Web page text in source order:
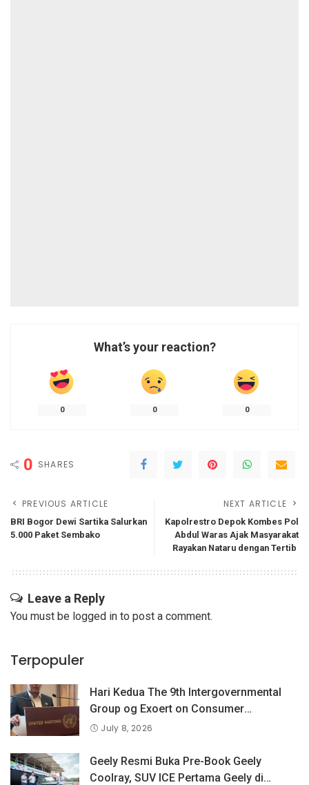
What’s your reaction?
0 0 0
0 SHARES
PREVIOUS ARTICLE
BRI Bogor Dewi Sartika Salurkan
5.000 Paket Sembako
NEXT ARTICLE
Kapolrestro Depok Kombes Pol
Abdul Waras Ajak Masyarakat
Rayakan Nataru dengan Tertib
Leave a Reply
You must be logged in to post a comment.
Terpopuler
Hari Kedua The 9th Intergovernmental
Group og Exoert on Consumer
Protection Law and Policy, BPKN RI
tentang Keselamatan Produk dan
Perlindungan Konsumen Digital
July 8, 2026
Geely Resmi Buka Pre-Book Geely
Coolray, SUV ICE Pertama Geely di